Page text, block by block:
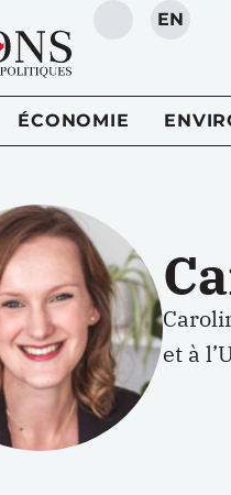
RECHERCHE
EN
ÉCONOMIE
et à